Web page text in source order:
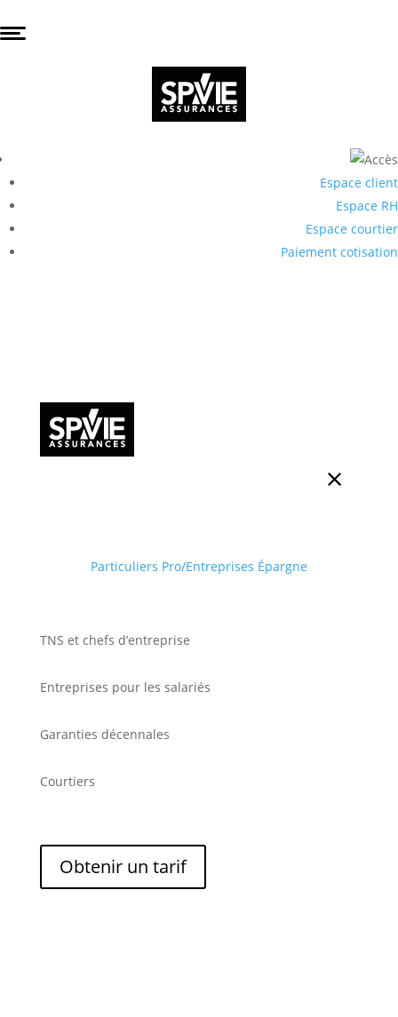
Espace client
Espace RH
Espace courtier
Paiement cotisation
Particuliers Pro/Entreprises Épargne
TNS et chefs d’entreprise
Entreprises pour les salariés
Garanties décennales
Courtiers
Obtenir un tarif